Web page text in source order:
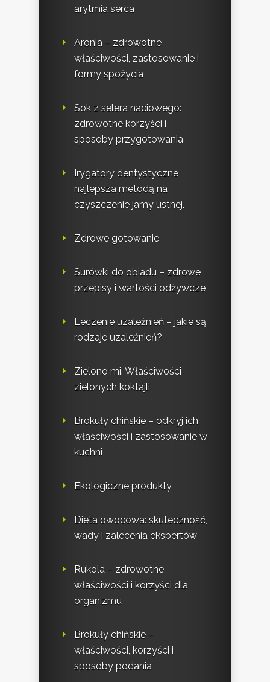
arytmia serca
Aronia – zdrowotne
właściwości, zastosowanie i
formy spożycia
Sok z selera naciowego:
zdrowotne korzyści i
sposoby przygotowania
Irygatory dentystyczne
najlepsza metodą na
czyszczenie jamy ustnej.
Zdrowe gotowanie
Surówki do obiadu – zdrowe
przepisy i wartości odżywcze
Leczenie uzależnień – jakie są
rodzaje uzależnień?
Zielono mi. Właściwości
zielonych koktajli
Brokuły chińskie – odkryj ich
właściwości i zastosowanie w
kuchni
Ekologiczne produkty
Dieta owocowa: skuteczność,
wady i zalecenia ekspertów
Rukola – zdrowotne
właściwości i korzyści dla
organizmu
Brokuły chińskie –
właściwości, korzyści i
sposoby podania